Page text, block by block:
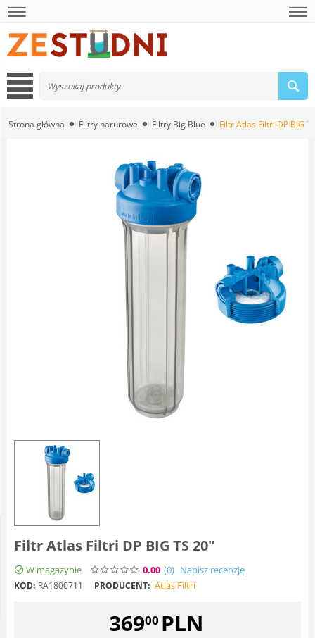
Strona główna Filtry narurowe Filtry Big Blue Filtr Atlas Filtri DP BIG
Filtr Atlas Filtri DP BIG TS 20"
W magazynie 0.00 (0) Napisz recenzję
KOD: RA1800711 PRODUCENT: Atlas Filtri
36900 PLN